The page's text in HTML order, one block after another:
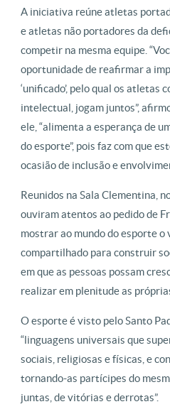
A iniciativa reúne atletas
e atletas não portadores da
competir na mesma equipe.
oportunidade de reafirmar a
‘unificado’, pelo qual os atletas
intelectual, jogam juntos”,
ele, “alimenta a esperança de
do esporte”, pois faz com que
ocasião de inclusão e
Reunidos na Sala Clementina,
ouviram atentos ao pedido de
mostrar ao mundo do esporte o
compartilhado para construir
em que as pessoas possam
realizar em plenitude as
O esporte é visto pelo Santo
“linguagens universais que
sociais, religiosas e físicas, e
tornando-as partícipes do
juntas, de vitórias e derrotas”.